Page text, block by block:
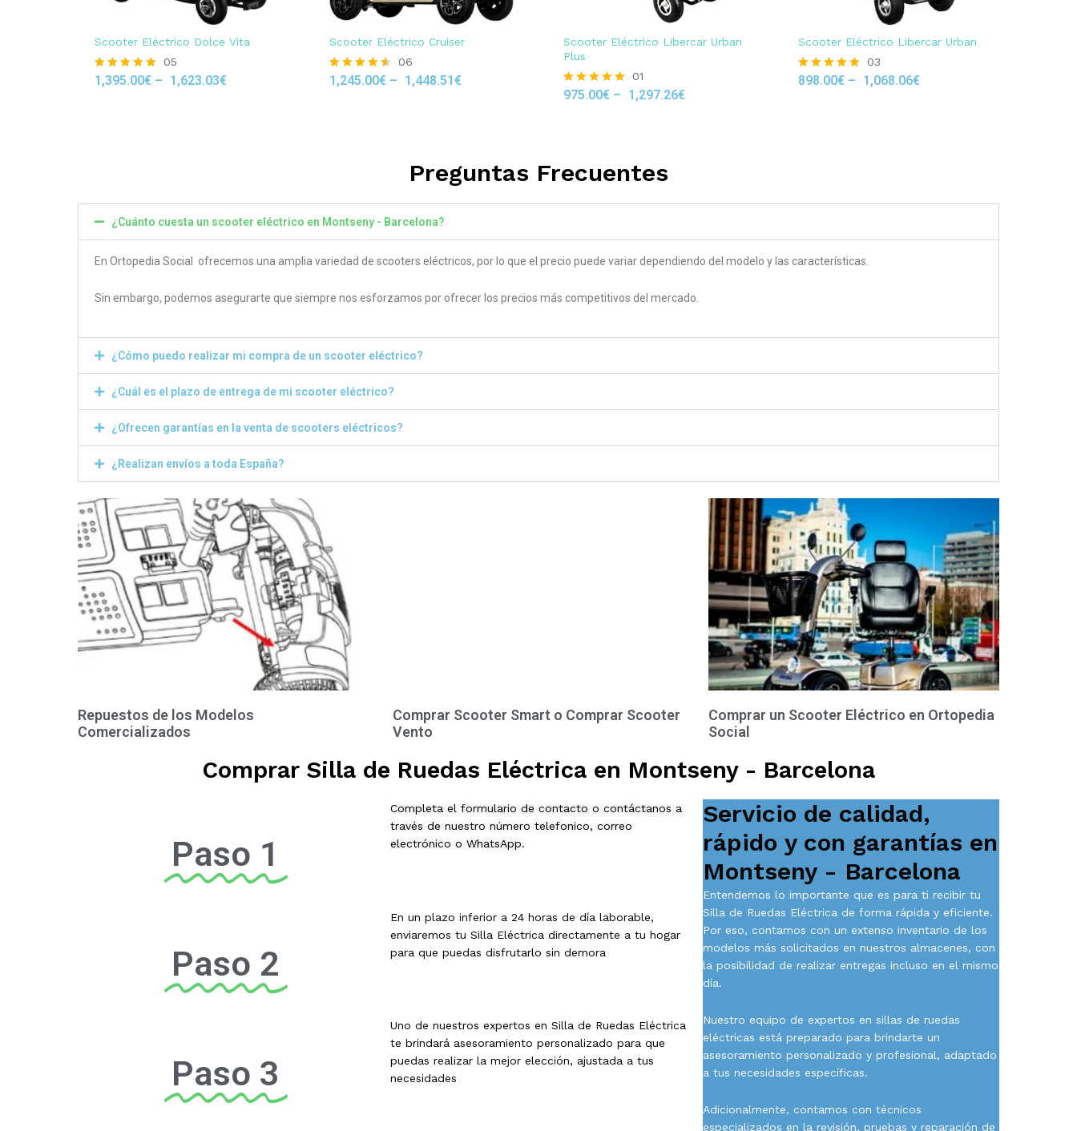
Scooter Eléctrico Dolce Vita
Rated
05
1,395.00€ – 1,623.03€
Scooter Eléctrico Cruiser
Rated
06
1,245.00€– 1,448.51€
Scooter Eléctrico Libercar Urban
Plus
Rated
01
975.00€ – 1,297.26€
Scooter Eléctrico Libercar Urban
Rated
03
898.00€– 1,068.06€
Preguntas Frecuentes
¿Cuánto cuesta un scooter eléctrico en Montseny - Barcelona?
En Ortopedia Social ofrecemos una amplia variedad de scooters eléctricos, por lo que el precio puede variar dependiendo del modelo y las características.
Sin embargo, podemos asegurarte que siempre nos esforzamos por ofrecer los precios más competitivos del mercado.
¿Cómo puedo realizar mi compra de un scooter eléctrico?
¿Cuál es el plazo de entrega de mi scooter eléctrico?
¿Ofrecen garantías en la venta de scooters eléctricos?
¿Realizan envíos a toda España?
Repuestos de los Modelos
Comercializados
Comprar Scooter Smart o Comprar Scooter
Vento
Comprar un Scooter Eléctrico en Ortopedia
Social
Comprar Silla de Ruedas Eléctrica en Montseny - Barcelona
Paso 1
Paso 2
Paso 3
Completa el formulario de contacto o contáctanos a
través de nuestro número telefonico, correo
electrónico o WhatsApp.
En un plazo inferior a 24 horas de día laborable,
enviaremos tu Silla Eléctrica directamente a tu hogar
para que puedas disfrutarlo sin demora
Uno de nuestros expertos en Silla de Ruedas Eléctrica
te brindará asesoramiento personalizado para que
puedas realizar la mejor elección, ajustada a tus
necesidades
Servicio de calidad,
rápido y con garantías en
Montseny - Barcelona
Entendemos lo importante que es para ti recibir tu
Silla de Ruedas Eléctrica de forma rápida y eficiente.
Por eso, contamos con un extenso inventario de los
modelos más solicitados en nuestros almacenes, con
la posibilidad de realizar entregas incluso en el mismo
día.
Nuestro equipo de expertos en sillas de ruedas
eléctricas está preparado para brindarte un
asesoramiento personalizado y profesional, adaptado
a tus necesidades específicas.
Adicionalmente, contamos con técnicos
especializados en la revisión, pruebas y reparación de